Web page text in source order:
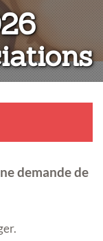
demande de